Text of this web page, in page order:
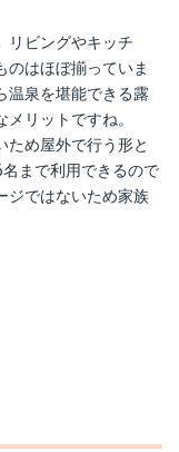
リビングやキッチ
のはほぼ揃っていま
温泉を堪能できる露
リットですね。
ため屋外で行う形と
まで利用できるので
ジではないため家族